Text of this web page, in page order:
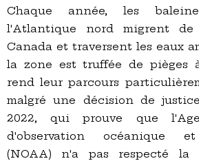
Chaque année, les
l'Atlantique nord migrent de
Canada et traversent les eaux
la zone est truffée de pièges
rend leur parcours
malgré une décision de
2022, qui prouve que
d'observation océanique et
(NOAA) n'a pas respecté